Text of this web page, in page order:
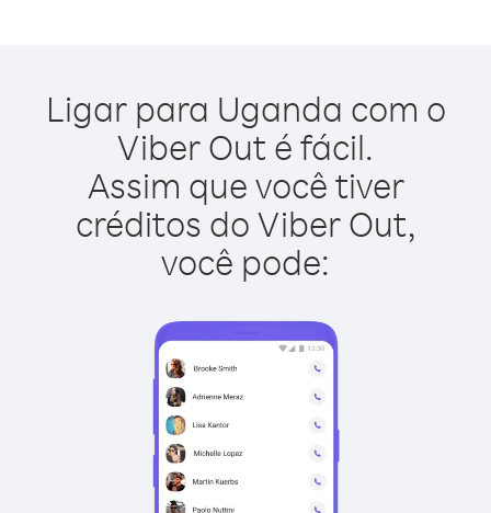
Ligar para Uganda com o
Viber Out é fácil.
Assim que você tiver
créditos do Viber Out,
você pode: